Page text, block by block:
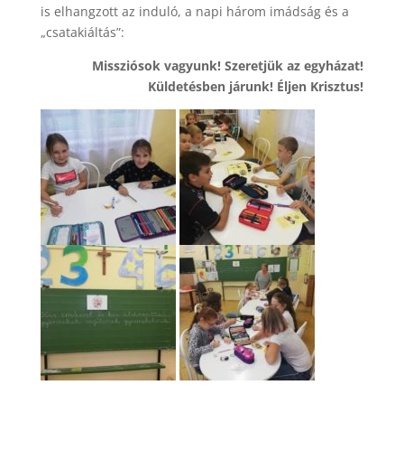
is elhangzott az induló, a napi három imádság és a
„csatakiáltás”:
Missziósok vagyunk! Szeretjük az egyházat!
Küldetésben járunk! Éljen Krisztus!